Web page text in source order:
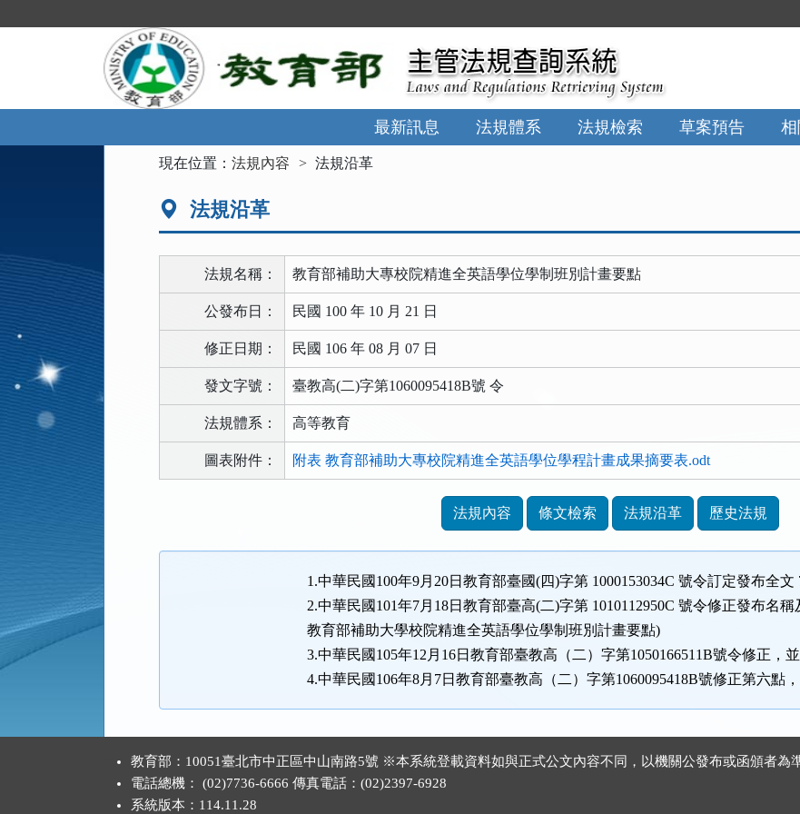
到
最新訊息 法規體系 法規檢索 草案預告
現在位置：法規內容 法規沿革
法規沿革
法規名稱： 教育部補助大專校院精進全英語學位學制班別計畫要點
公發布日： 民國 100 年 10 月 21 日
修正日期： 民國 106 年 08 月 07 日
發文字號： 臺教高(二)字第1060095418B號 令
法規體系： 高等教育
圖表附件： 附表 教育部補助大專校院精進全英語學位學程計畫成果摘要表.odt
功
法規內容 條文檢索 法規沿革 歷史法規
1.中華民國100年9月20日教育部臺國(四)字第 1000153034C 號令訂定發布全
2.中華民國101年7月18日教育部臺高(二)字第 1010112950C 號令修正發布名
教育部補助大學校院精進全英語學位學制班別計畫要點)
3.中華民國105年12月16日教育部臺教高（二）字第1050166511B號令修正，
4.中華民國106年8月7日教育部臺教高（二）字第1060095418B號修正第六點
教育部：10051臺北市中正區中山南路5號 ※本系統登載資料如與正式公文內容不同，以機關公發布或函頒者為準
電話總機： (02)7736-6666 傳真電話：(02)2397-6928
系統版本： 114.11.28